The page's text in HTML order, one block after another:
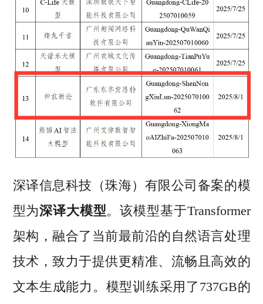
深译信息科技（珠海）有限公司备案的模
型为深译大模型。该模型基于Transformer
架构，融合了当前最前沿的自然语言处理
技术，致力于提供更精准、流畅且高效的
文本生成能力。模型训练采用了737GB的